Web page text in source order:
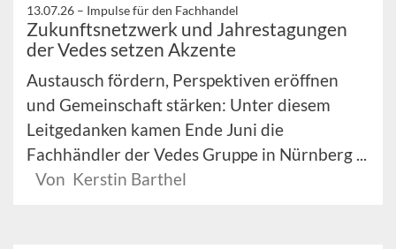
13.07.26 – Impulse für den Fachhandel
Zukunftsnetzwerk und Jahrestagungen
der Vedes setzen Akzente
Austausch fördern, Perspektiven eröffnen
und Gemeinschaft stärken: Unter diesem
Leitgedanken kamen Ende Juni die
Fachhändler der Vedes Gruppe in Nürnberg ...
Von Kerstin Barthel